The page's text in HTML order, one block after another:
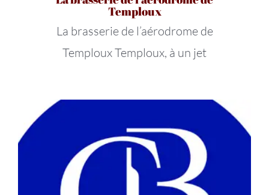
Temploux
La brasserie de l’aérodrome de
Temploux Temploux, à un jet